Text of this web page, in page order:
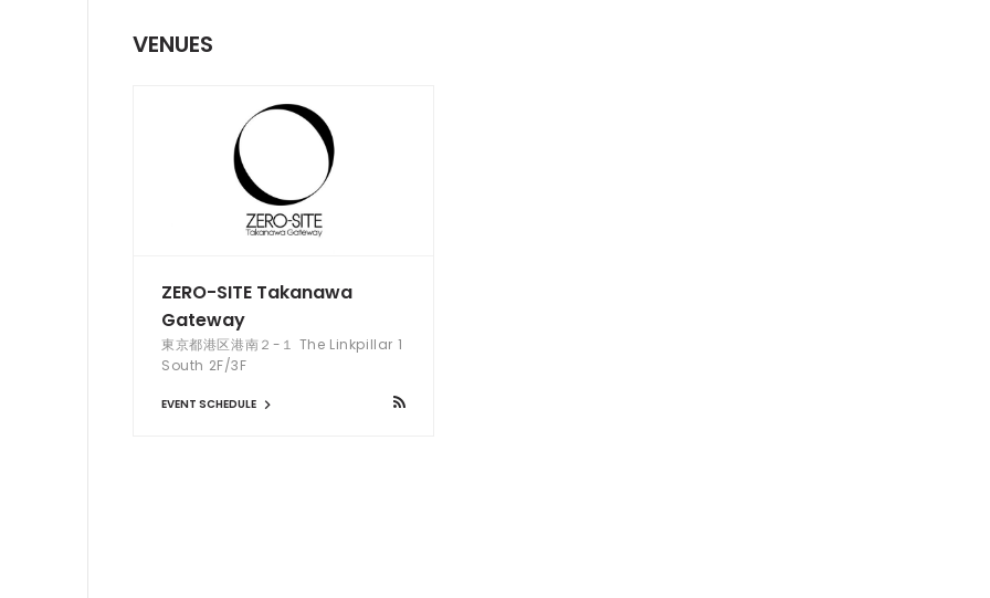
VENUES
ZERO-SITE Takanawa
Gateway
東京都港区港南２-１ The Linkpillar 1
South 2F/3F
EVENT SCHEDULE